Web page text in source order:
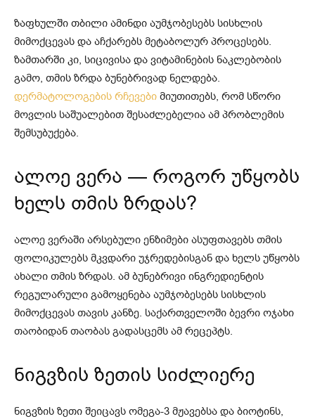
ზაფხულში თბილი ამინდი აუმჯობესებს სისხლის
მიმოქცევას და აჩქარებს მეტაბოლურ პროცესებს.
ზამთარში კი, სიცივისა და ვიტამინების ნაკლებობის
გამო, თმის ზრდა ბუნებრივად ნელდება.
დერმატოლოგების რჩევები მიუთითებს, რომ სწორი
მოვლის საშუალებით შესაძლებელია ამ პრობლემის
შემსუბუქება.
ალოე ვერა — როგორ უწყობს
ხელს თმის ზრდას?
ალოე ვერაში არსებული ენზიმები ასუფთავებს თმის
ფოლიკულებს მკვდარი უჯრედებისგან და ხელს უწყობს
ახალი თმის ზრდას. ამ ბუნებრივი ინგრედიენტის
რეგულარული გამოყენება აუმჯობესებს სისხლის
მიმოქცევას თავის კანზე. საქართველოში ბევრი ოჯახი
თაობიდან თაობას გადასცემს ამ რეცეპტს.
ნიგვზის ზეთის სიძლიერე
ნიგვზის ზეთი შეიცავს ომეგა-3 მჟავებსა და ბიოტინს,